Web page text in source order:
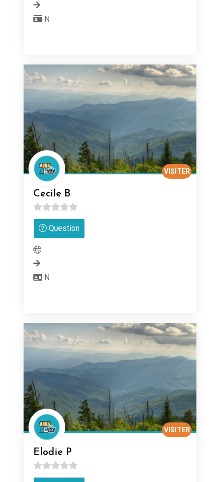
N
Cecile B
0
sur Question
VISITER
N
Elodie P
0
VISITER